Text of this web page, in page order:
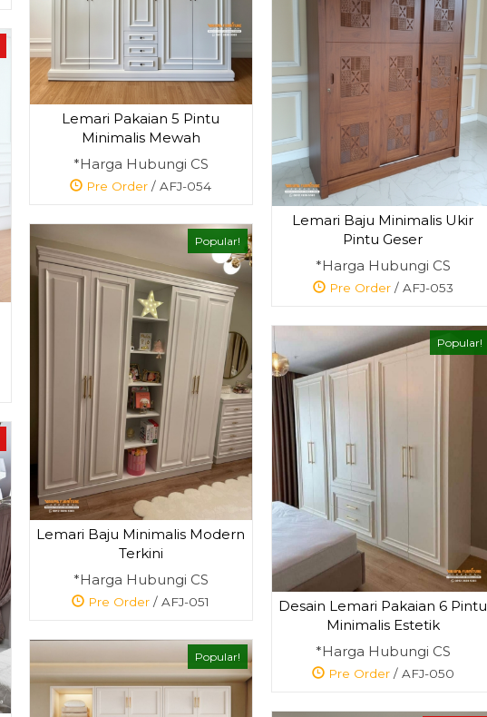
Lemari Pakaian 5 Pintu
Minimalis Mewah
*Harga Hubungi CS
Pre Order / AFJ-054
Lemari Baju Minimalis Ukir
Pintu Geser
*Harga Hubungi CS
Pre Order/ AFJ-053
Popular!
Lemari Baju Minimalis Modern
Terkini
*Harga Hubungi CS
Pre Order / AFJ-051
Popular!
Desain Lemari Pakaian 6 Pintu
Minimalis Estetik
*Harga Hubungi CS
Pre Order/ AFJ-050
Popular!